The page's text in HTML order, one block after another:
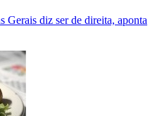
Gerais diz ser de direita, aponta